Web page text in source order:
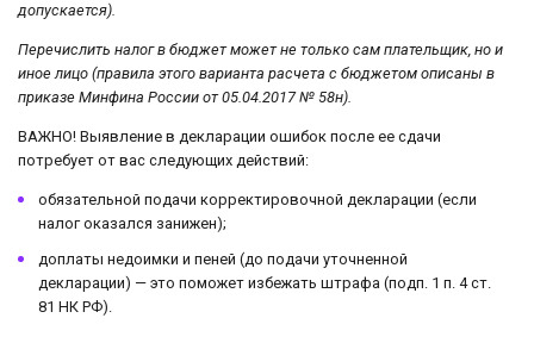
допускается).
Перечислить налог в бюджет может не только сам плательщик, но и
иное лицо (правила этого варианта расчета с бюджетом описаны в
приказе Минфина России от 05.04.2017 № 58н).
ВАЖНО! Выявление в декларации ошибок после ее сдачи
потребует от вас следующих действий:
обязательной подачи корректировочной декларации (если
налог оказался занижен);
доплаты недоимки и пеней (до подачи уточненной
декларации) — это поможет избежать штрафа (подп. 1 п. 4 ст.
81 НК РФ).